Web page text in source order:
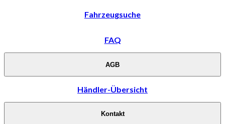
Fahrzeugsuche
FAQ
AGB
Händler-Übersicht
Kontakt